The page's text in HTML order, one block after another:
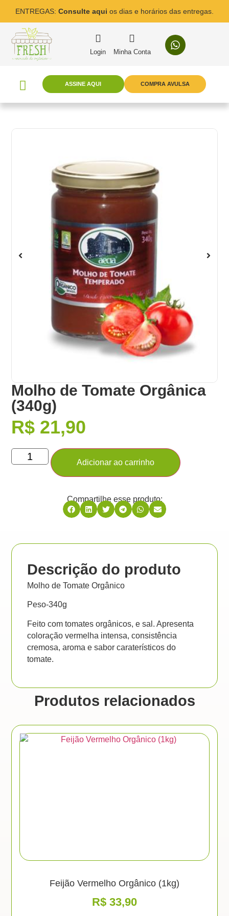
ENTREGAS: Consulte aqui os dias e horários das entregas.
Login Minha Conta
ASSINE AQUI COMPRA AVULSA
Molho de Tomate Orgânica
(340g)
R$ 21,90
Adicionar ao carrinho
Compartilhe esse produto:
Descrição do produto
Molho de Tomate Orgânico
Peso-340g
Feito com tomates orgânicos, e sal. Apresenta
coloração vermelha intensa, consistência
cremosa, aroma e sabor caraterísticos do
tomate.
Produtos relacionados
Feijão Vermelho Orgânico (1kg)
R$ 33,90